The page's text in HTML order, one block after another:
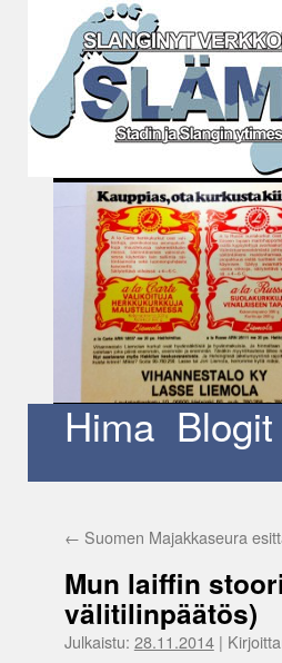
Hima Blogit
← Suomen Majakkaseura
Mun laiffin
välitilinpäätös)
Julkaistu: 28.11.2014|